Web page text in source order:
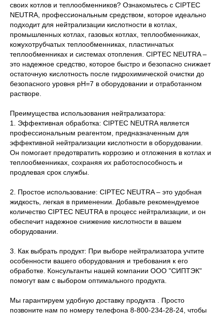
своих котлов и теплообменников? Ознакомьтесь с CIPTEC
NEUTRA, профессиональным средством, которое идеально
подходит для нейтрализации кислотности в котлах,
промышленных котлах, газовых котлах, теплообменниках,
кожухотрубчатых теплообменниках, пластинчатых
теплообменниках и системах отопления. CIPTEC NEUTRA –
это надежное средство, которое быстро и безопасно снижает
остаточную кислотность после гидрохимической очистки до
безопасного уровня pH=7 в оборудовании и отработанном
растворе.
Преимущества использования нейтрализатора:
1. Эффективная обработка: CIPTEC NEUTRA является
профессиональным реагентом, предназначенным для
эффективной нейтрализации кислотности в оборудовании.
Он помогает предотвратить коррозию и отложения в котлах и
теплообменниках, сохраняя их работоспособность и
продлевая срок службы.
2. Простое использование: CIPTEC NEUTRA – это удобная
жидкость, легкая в применении. Добавьте рекомендуемое
количество CIPTEC NEUTRA в процесс нейтрализации, и он
обеспечит надежное снижение кислотности в вашем
оборудовании.
3. Как выбрать продукт: При выборе нейтрализатора учтите
особенности вашего оборудования и требования к его
обработке. Консультанты нашей компании ООО "СИПТЭК"
помогут вам с выбором оптимального продукта.
Мы гарантируем удобную доставку продукта . Просто
позвоните нам по номеру телефона 8-800-234-28-24, чтобы